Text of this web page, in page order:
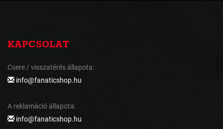
KAPCSOLAT
Csere / visszatérés állapota:
info@fanaticshop.hu
A reklamáció állapota:
info@fanaticshop.hu